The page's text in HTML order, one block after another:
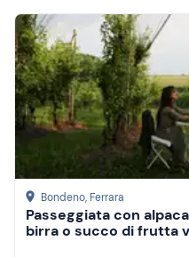
Bondeno, Ferrara
Passeggiata con
birra o succo di frutta